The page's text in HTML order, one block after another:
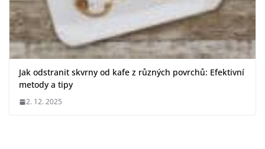
Jak odstranit skvrny od kafe z různých povrchů: Efektivní
metody a tipy
2. 12. 2025